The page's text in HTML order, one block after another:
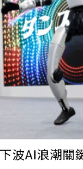
波AI浪潮關